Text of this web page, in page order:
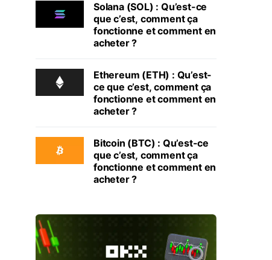
Solana (SOL) : Qu’est-ce
que c’est, comment ça
fonctionne et comment en
acheter ?
Ethereum (ETH) : Qu’est-
ce que c’est, comment ça
fonctionne et comment en
acheter ?
Bitcoin (BTC) : Qu’est-ce
que c’est, comment ça
fonctionne et comment en
acheter ?